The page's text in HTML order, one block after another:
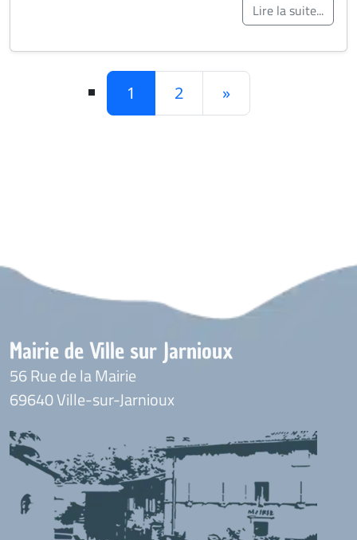
Lire la suite...
POSTS NAVIGATION
1 2 »
Mairie de Ville sur Jarnioux
56 Rue de la Mairie
69640 Ville-sur-Jarnioux